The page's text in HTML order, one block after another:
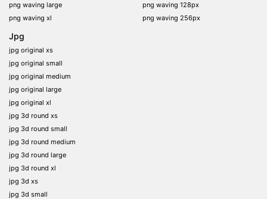
png waving large
png waving xl
png waving 128px
png waving 256px
Jpg
jpg original xs
jpg original small
jpg original medium
jpg original large
jpg original xl
jpg 3d round xs
jpg 3d round small
jpg 3d round medium
jpg 3d round large
jpg 3d round xl
jpg 3d xs
jpg 3d small